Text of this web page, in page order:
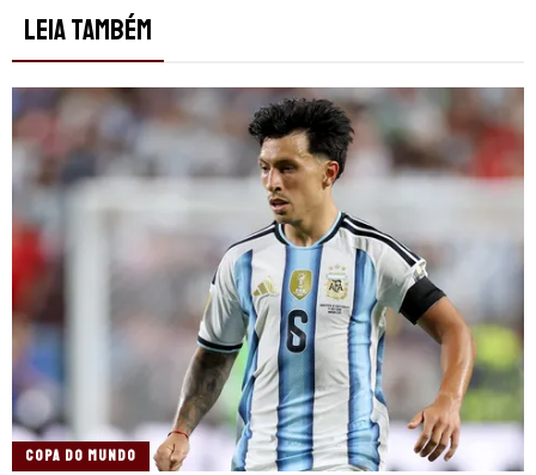
LEIA TAMBÉM
COPA DO MUNDO